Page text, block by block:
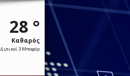
28 °
Καθαρός
Δυτικοί 3 Μποφόρ